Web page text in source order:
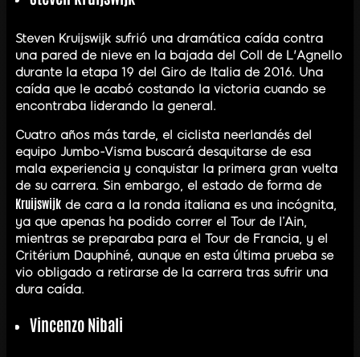
Steven Kruijswijk sufrió una dramática caída contra
una pared de nieve en la bajada del Coll de L'Agnello
durante la etapa 19 del Giro de Italia de 2016. Una
caída que le acabó costando la victoria cuando se
encontraba liderando la general.
Cuatro años más tarde, el ciclista neerlandés del
equipo Jumbo-Visma buscará desquitarse de esa
mala experiencia y conquistar la primera gran vuelta
de su carrera. Sin embargo, el estado de forma de
Kruijswijk de cara a la ronda italiana es una incógnita,
ya que apenas ha podido correr el Tour de l’Ain,
mientras se preparaba para el Tour de Francia, y el
Critérium Dauphiné, aunque en esta última prueba se
vio obligado a retirarse de la carrera tras sufrir una
dura caída.
Vincenzo Nibali